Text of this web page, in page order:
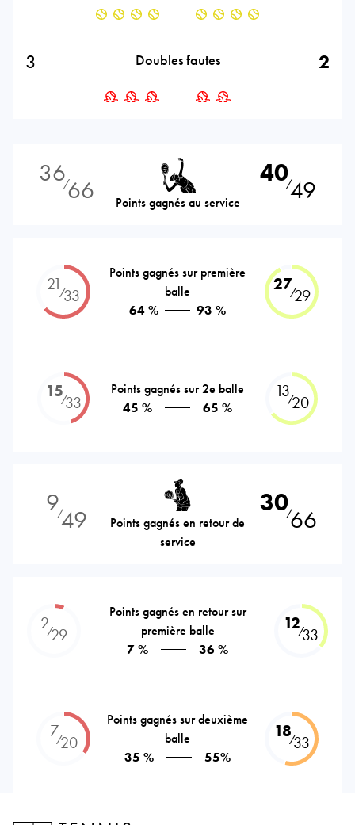
3 Doubles fautes 2
36⁄66 Points gagnés au service
40⁄49
21⁄33
Points gagnés sur première
balle
64 %
93 %
27⁄29
15⁄33
Points gagnés sur 2e balle
45 %
65 %
13⁄20
9⁄49
Points gagnés en retour de
service
30⁄66
2⁄29
Points gagnés en retour sur
première balle
7 %
36 %
12⁄33
7⁄20
Points gagnés sur deuxième
balle
35 %
55%
18⁄33